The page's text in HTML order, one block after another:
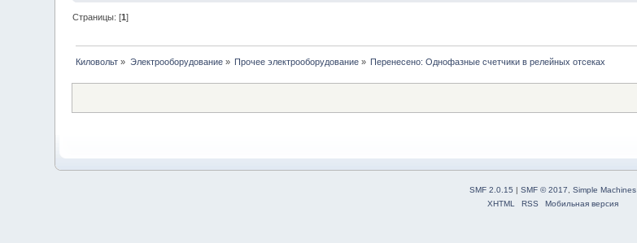
Страницы: [1]
Киловольт » Электрооборудование» Прочее электрооборудование » Перенесено: Однофазные счетчики в релейных отсеках
SMF 2.0.15 | SMF © 2017
Simple Machines
XHTML
RSS Мобильная версия